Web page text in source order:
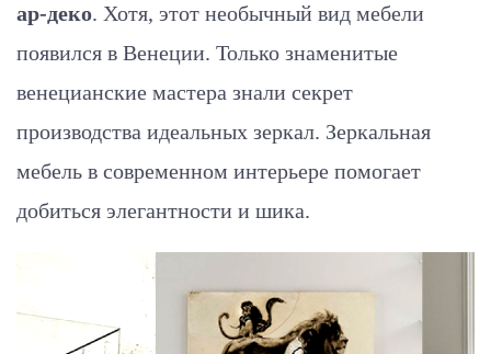
ар-деко. Хотя, этот необычный вид мебели
появился в Венеции. Только знаменитые
венецианские мастера знали секрет
производства идеальных зеркал. Зеркальная
мебель в современном интерьере помогает
добиться элегантности и шика.